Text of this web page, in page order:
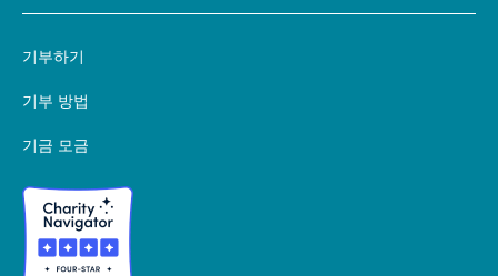
기부하기
기부 방법
기금 모금